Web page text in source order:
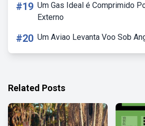
#19 Um Gas Ideal é Comprimido
Externo
#20 Um Aviao Levanta Voo Sob
Related Posts